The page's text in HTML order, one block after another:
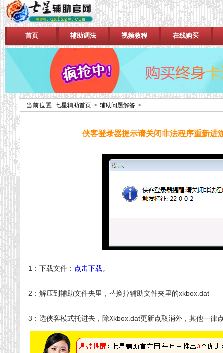
首页 辅助调法 视频教程 在线购买
当前位置: 七星辅助首页 > 辅助问题解答 >
侠客登录器提示请关闭非法程序重新进
1：下载文件： 点击下载。
2：解压到辅助文件夹里，替换掉辅助文件夹里的xkbox.dat
3：选侠客模式托进去，除Xkbox.dat更新点取消外，其他一律